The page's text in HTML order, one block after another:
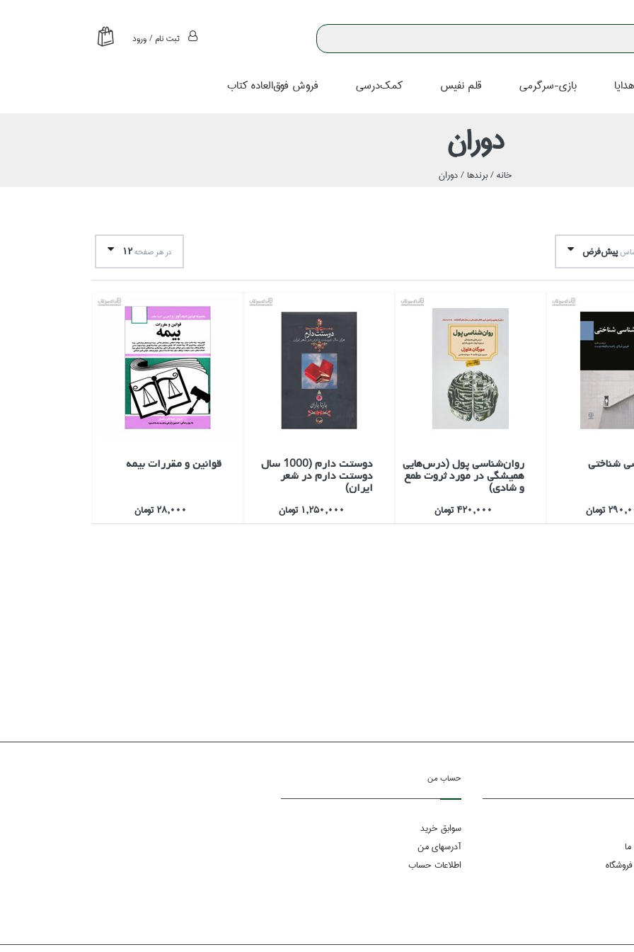
ثبت نام / ورود
بازي-سرگرمي قلم نفيس كمك‌درسي فروش فوق‌العاده كتاب
دوران
خانه /برندها /دوران
پيش‌فرض در هر صفحه12
شناختي
تومان
روان‌شناسي پول (درس‌هايي
هميشگي در مورد ثروت طمع
و شادي)
420,000 تومان
دوستت دارم (1000 سال
دوستت دارم در شعر
ايران)
1,250,000 تومان
قوانين و مقررات بيمه
28,000 تومان
حساب من
سوابق خرید
آدرسهای من
اطلاعات حساب